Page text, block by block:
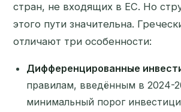
стран, не входящих в ЕС. Но
этого пути значительна.
отличают три особенности:
Дифференцированные
правилам, введённым в 2024-
минимальный порог